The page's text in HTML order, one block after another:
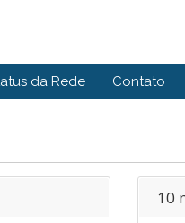
da Rede Contato
10